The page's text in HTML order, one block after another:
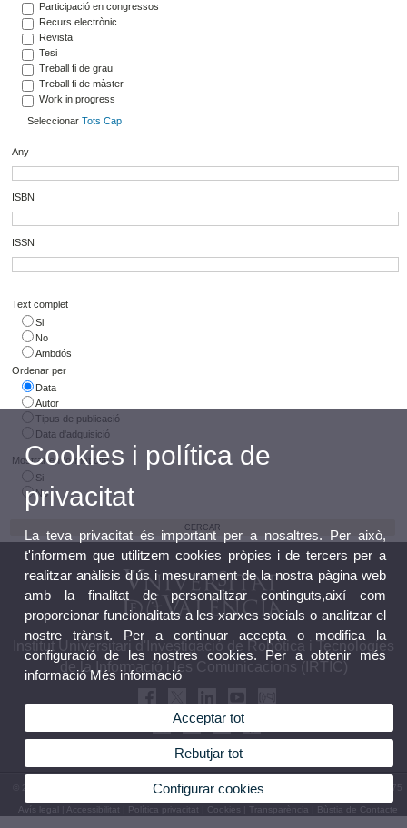
Participació en congressos
Recurs electrònic
Revista
Tesi
Treball fi de grau
Treball fi de màster
Work in progress
Seleccionar Tots Cap
Any
ISBN
ISSN
Text complet
Si
No
Ambdós
Ordenar per
Data
Autor
Tipus de publicació
Data d'adquisició
Mostrar en format cita
Si
No
Institut Universitari d'Investigació de Robòtica i Tecnologies
de la Informació i les Comunicacions (IRTIC)
© 2026 UV. - c/ Catedrático José Beltrán, 2. 46980 Paterna (València). Telèfon: 963 543 475
Avís legal Accessibilitat Política privacitat Cookies Transparència Bùstia de Contacte
Cookies i política de
privacitat
La teva privacitat és important per a nosaltres. Per això,
t'informem que utilitzem cookies pròpies i de tercers per a
realitzar anàlisis d'ús i mesurament de la nostra pàgina web
amb la finalitat de personalitzar continguts,així com
proporcionar funcionalitats a les xarxes socials o analitzar el
nostre trànsit. Per a continuar accepta o modifica la
configuració de les nostres cookies. Per a obtenir més
informacióMés informació
Acceptar tot
Rebutjar tot
Configurar cookies